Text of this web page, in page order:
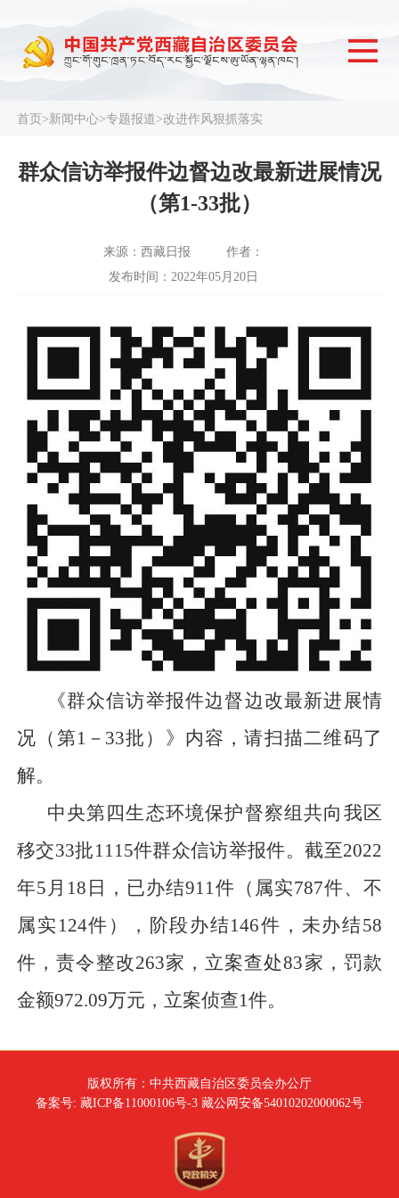
首页>新闻中心>专题报道>改进作风狠抓落实
群众信访举报件边督边改最新进展情况
（第1-33批）
来源：西藏日报
作者：
发布时间：2022年05月20日
《群众信访举报件边督边改最新进展情
况（第1－33批）》内容，请扫描二维码了
解。
中央第四生态环境保护督察组共向我区
移交33批1115件群众信访举报件。截至2022
年5月18日，已办结911件（属实787件、不
属实124件），阶段办结146件，未办结58
件，责令整改263家，立案查处83家，罚款
金额972.09万元，立案侦查1件。
版权所有：中共西藏自治区委员会办公厅
备案号: 藏ICP备11000106号-3 藏公网安备54010202000062号